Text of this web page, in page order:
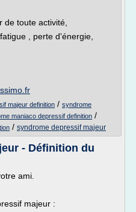
de toute activité,
, perte d'énergie,
majeur definition / syndrome
maniaco depressif definition /
/ syndrome depressif majeur
- Définition du
ami.
majeur :